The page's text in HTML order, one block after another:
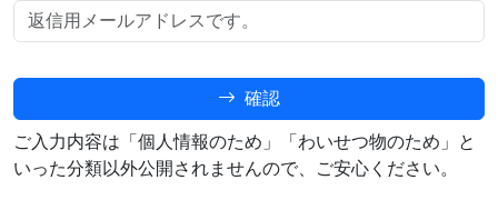
確認
ご入力内容は「個人情報のため」「わいせつ物のため」と
いった分類以外公開されませんので、ご安心ください。